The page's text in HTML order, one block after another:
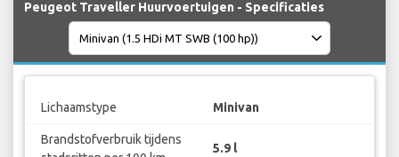
Peugeot Traveller Huurvoertuigen - Specificaties
Lichaamstype Minivan
Brandstofverbruik tijdens
5.9 l